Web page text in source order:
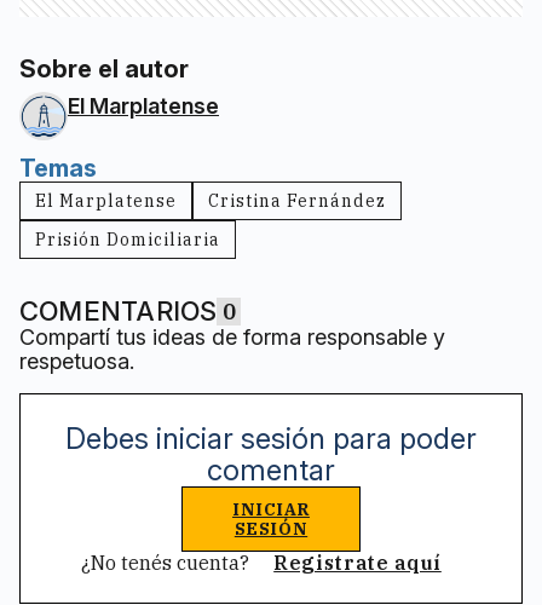
Sobre el autor
El Marplatense
Temas
El Marplatense
Cristina Fernández
Prisión Domiciliaria
COMENTARIOS 0
Compartí tus ideas de forma responsable y
respetuosa.
Debes iniciar sesión para poder
comentar
INICIAR
SESIÓN
¿No tenés cuenta? Registrate aquí